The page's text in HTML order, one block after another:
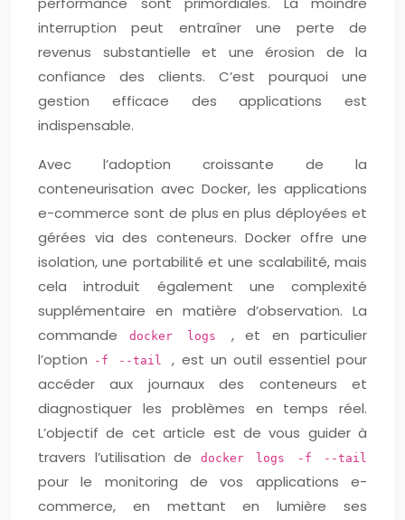
interruption peut entraîner une perte de
revenus substantielle et une érosion de la
confiance des clients. C’est pourquoi une
gestion efficace des applications est
indispensable.
Avec l’adoption croissante de la
conteneurisation avec Docker, les applications
e-commerce sont de plus en plus déployées et
gérées via des conteneurs. Docker offre une
isolation, une portabilité et une scalabilité, mais
cela introduit également une complexité
supplémentaire en matière d’observation. La
commande
docker logs , et en particulier
l’option
-f --tail, est un outil essentiel pour
accéder aux journaux des conteneurs et
diagnostiquer les problèmes en temps réel.
L’objectif de cet article est de vous guider à
travers l’utilisation de
docker logs -f --tail
pour le monitoring de vos applications e-
commerce, en mettant en lumière ses